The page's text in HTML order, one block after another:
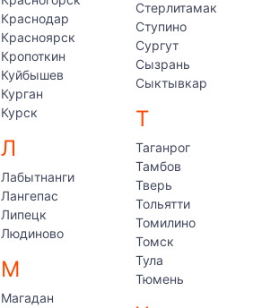
Краснодар
Красноярск
Кропоткин
Куйбышев
Курган
Курск
Л
Лабытнанги
Лангепас
Липецк
Людиново
М
Магадан
Стерлитамак
Ступино
Сургут
Сызрань
Сыктывкар
Т
Таганрог
Тамбов
Тверь
Тольятти
Томилино
Томск
Тула
Тюмень